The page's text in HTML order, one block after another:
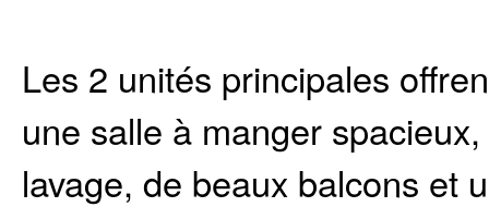
Les 2 unités principales
une salle à manger
lavage, de beaux balcons et